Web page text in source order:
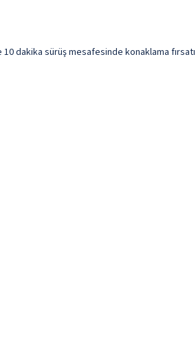
dakika sürüş mesafesinde konaklama